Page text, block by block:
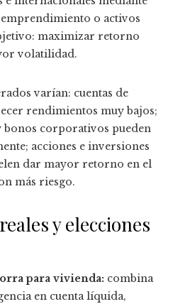
emprendimiento o activos
maximizar retorno
volatilidad.
varían: cuentas de
rendimientos muy bajos;
bonos corporativos pueden
acciones e inversiones
dar mayor retorno en el
más riesgo.
y elecciones
para vivienda: combina
en cuenta líquida,